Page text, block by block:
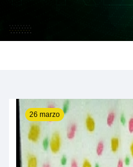
26 marzo